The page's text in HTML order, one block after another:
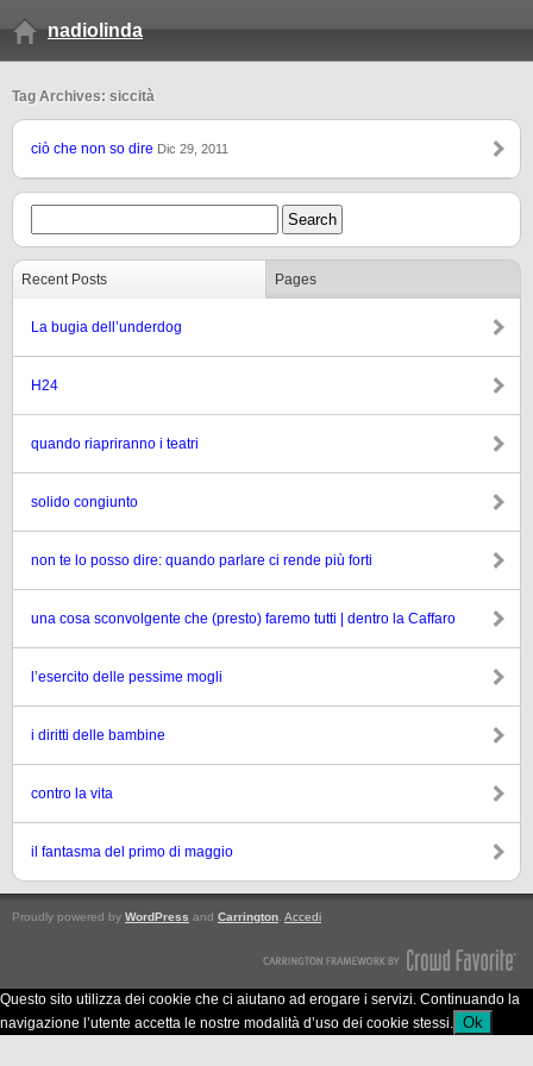
nadiolinda
Tag Archives: siccità
ciò che non so dire Dic 29, 2011
Recent Posts Pages
La bugia dell’underdog
H24
quando riapriranno i teatri
solido congiunto
non te lo posso dire: quando parlare ci rende più forti
una cosa sconvolgente che (presto) faremo tutti | dentro la Caffaro
l’esercito delle pessime mogli
i diritti delle bambine
contro la vita
il fantasma del primo di maggio
Proudly powered by WordPress and Carrington Accedi
Questo sito utilizza dei cookie che ci aiutano ad erogare i servizi. Continuando la
navigazione l’utente accetta le nostre modalità d’uso dei cookie stessi. Ok